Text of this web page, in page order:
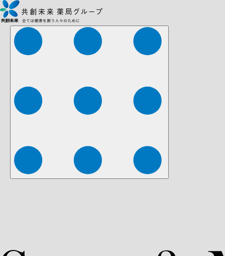
株式会社ファーマみらい 株式会社ストレチア